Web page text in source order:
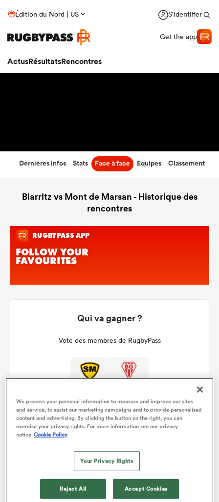
Édition du Nord | US S'identifier
Get the app
ActusRésultatsRencontres
Dernières infos Stats Face à face Equipes Classement
Biarritz vs Mont de Marsan - Historique des
rencontres
Qui va gagner ?
Vote des membres de RugbyPass
Mont de Marsan v Biarritz
Manche 10
We process your personal information to measure and improve our sites
and service, to assist our marketing campaigns and to provide personalised
content and advertising. By clicking the button on the right, you can
exercise your privacy rights. For more information see our privacy
notice Cookie Policy
Your Privacy Rights
Reject All Accept Cookies